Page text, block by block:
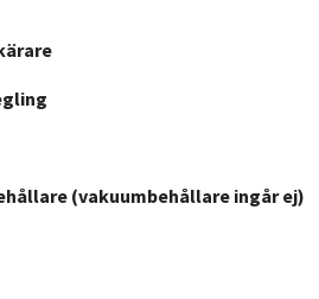
(vakuumbehållare ingår ej)